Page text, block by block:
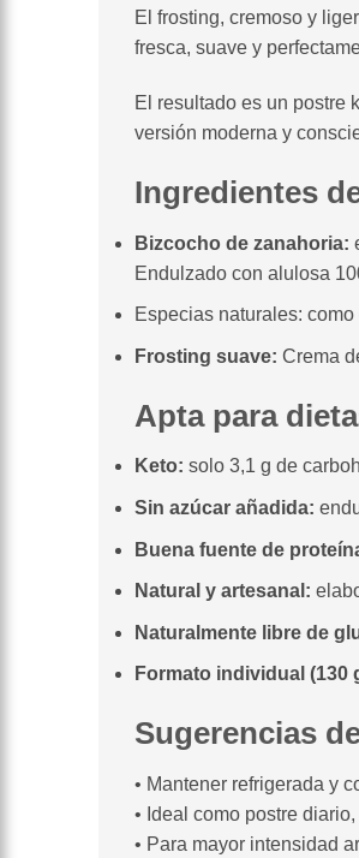
El frosting, cremoso y
fresca, suave y
El resultado es un postre
versión moderna y
Ingredientes
Bizcocho de zanahoria:
Endulzado con alulosa
Especias naturales:
Frosting suave:Crema
Apta para
Keto: solo 3,1 g de
Sin azúcar añadida:
Buena fuente de
Natural y artesanal:
Naturalmente libre de
Formato individual (130
Sugerencias
• Mantener refrigerada y
• Ideal como postre
• Para mayor intensidad